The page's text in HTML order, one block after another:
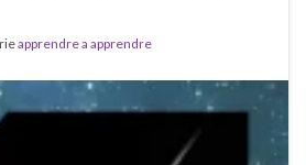
apprendre a apprendre